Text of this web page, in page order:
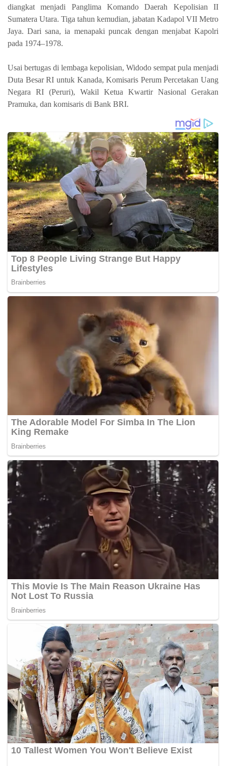
diangkat menjadi Panglima Komando Daerah Kepolisian II
Sumatera Utara. Tiga tahun kemudian, jabatan Kadapol VII Metro
Jaya. Dari sana, ia menapaki puncak dengan menjabat Kapolri
pada 1974–1978.
Usai bertugas di lembaga kepolisian, Widodo sempat pula menjadi
Duta Besar RI untuk Kanada, Komisaris Perum Percetakan Uang
Negara RI (Peruri), Wakil Ketua Kwartir Nasional Gerakan
Pramuka, dan komisaris di Bank BRI.